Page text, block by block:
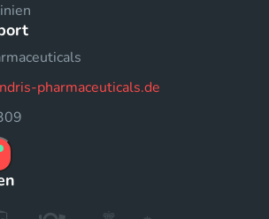
pharmaceuticals.de